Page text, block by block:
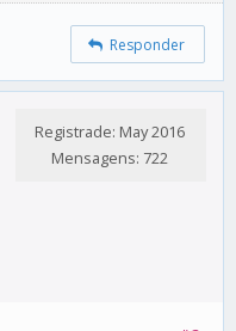
Responder
Registrade: May 2016
Mensagens: 722